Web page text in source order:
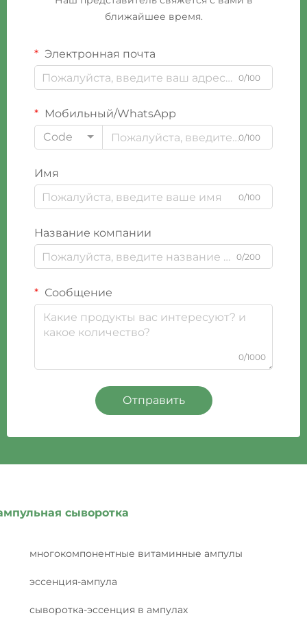
ближайшее время.
Электронная почта
0/100
Мобильный/WhatsApp
Code
0/100
Имя
0/100
Название компании
0/200
Сообщение
0/1000
Отправить
сыворотка
многокомпонентные витаминные ампулы
эссенция-ампула
сыворотка-эссенция в ампулах